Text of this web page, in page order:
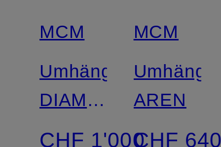
MCM
Umhängetasche
DIAMANT
3D VI
CHF 1'000
MCM
AREN
CHF